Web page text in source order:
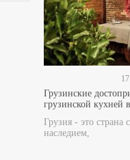
Грузинские
грузинской кухней
Грузия - это страна
наследием,